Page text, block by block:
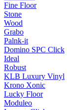
Fine Floor
Stone
Wood
Grabo
Palnk-it
Domino SPC Click
Ideal
Robust
KLB Luxury Vinyl
Krono Xonic
Lucky Floor
Moduleo